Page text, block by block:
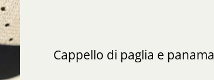
Cappello di paglia e panama